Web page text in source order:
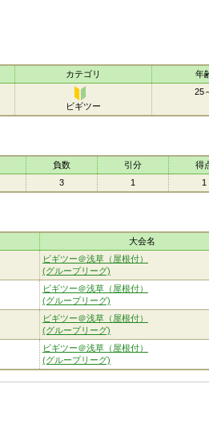
カテゴリ 年
ビギ
ツー
ビギツー
25
負数 引分 得
3 1 1
大会名
ビギツー＠浅草（屋根付）
(グループリーグ)
ビギツー＠浅草（屋根付）
(グループリーグ)
ビギツー＠浅草（屋根付）
(グループリーグ)
ビギツー＠浅草（屋根付）
(グループリーグ)